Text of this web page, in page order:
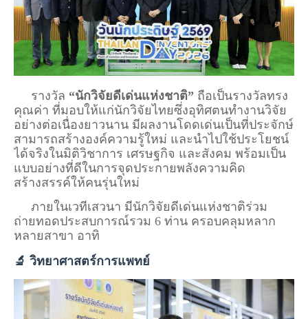
รางวัล “นักวิจัยดีเด่นแห่งชาติ” ถือเป็นรางวัลทรง
คุณค่า ที่มอบให้แก่นักวิจัยไทยซึ่งอุทิศตนทำงานวิจัย
อย่างต่อเนื่องยาวนาน มีผลงานโดดเด่นเป็นที่ประจักษ์
สามารถสร้างองค์ความรู้ใหม่ และนำไปใช้ประโยชน์
ได้จริงในมิติวิชาการ เศรษฐกิจ และสังคม พร้อมเป็น
แบบอย่างที่ดีในการจุดประกายพลังความคิด
สร้างสรรค์ให้คนรุ่นใหม่
ภายในเวทีเสวนา มีนักวิจัยดีเด่นแห่งชาติร่วม
ถ่ายทอดประสบการณ์รวม 6 ท่าน ครอบคลุมหลาก
หลายสาขา อาทิ
🔬 วิทยาศาสตร์การแพทย์